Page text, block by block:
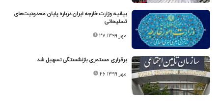
بیانیه وزارت خارجه ایران درباره پایان محدودیت‌های
تسلیحاتی
۲۷ مهر ۱۳۹۹
برقراری مستمری بازنشستگی تسهیل شد
۲۶ مهر ۱۳۹۹